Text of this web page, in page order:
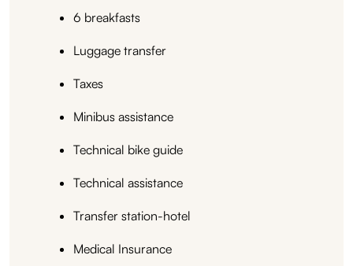
6 breakfasts
Luggage transfer
Taxes
Minibus assistance
Technical bike guide
Technical assistance
Transfer station-hotel
Medical Insurance